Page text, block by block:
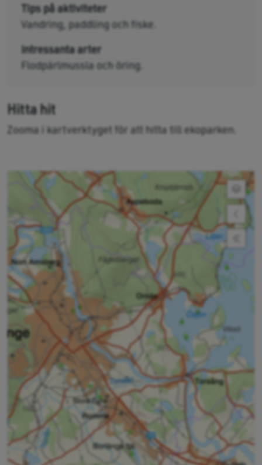
Tips på aktiviteter
Vandring, paddling och fiske.
Intressanta arter
Flodpärlmussla och öring.
Hitta hit
Zooma i kartverktyget för att hitta till ekoparken.